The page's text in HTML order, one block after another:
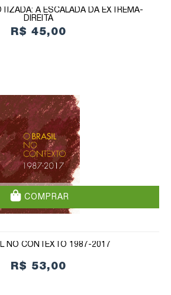
A ESCALADA DA EXTREMA-
DIREITA
R$ 45,00
COMPRAR
NO CONTEXTO 1987-2017
R$ 53,00